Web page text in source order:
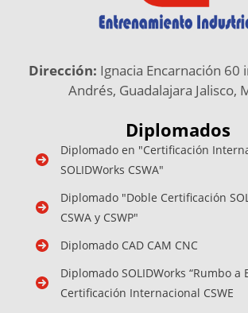
Dirección: Ignacia Encarnación 60
Andrés, Guadalajara Jalisco,
Diplomados
Diplomado en "Certificación
SOLIDWorks CSWA"
Diplomado "Doble Certificación
CSWA y CSWP"
Diplomado CAD CAM CNC
Diplomado SOLIDWorks “Rumbo a
Certificación Internacional CSWE